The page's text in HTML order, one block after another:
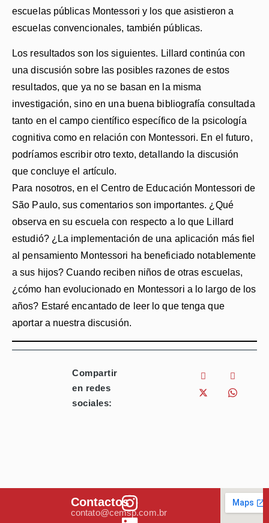
escuelas públicas Montessori y los que asistieron a
escuelas convencionales, también públicas.
Los resultados son los siguientes. Lillard continúa con
una discusión sobre las posibles razones de estos
resultados, que ya no se basan en la misma
investigación, sino en una buena bibliografía consultada
tanto en el campo científico específico de la psicología
cognitiva como en relación con Montessori. En el futuro,
podríamos escribir otro texto, detallando la discusión
que concluye el artículo.
Para nosotros, en el Centro de Educación Montessori de
São Paulo, sus comentarios son importantes. ¿Qué
observa en su escuela con respecto a lo que Lillard
estudió? ¿La implementación de una aplicación más fiel
al pensamiento Montessori ha beneficiado notablemente
a sus hijos? Cuando reciben niños de otras escuelas,
¿cómo han evolucionado en Montessori a lo largo de los
años? Estaré encantado de leer lo que tenga que
aportar a nuestra discusión.
Compartir
en redes
sociales:
Contactos
contato@cemsp.com.br